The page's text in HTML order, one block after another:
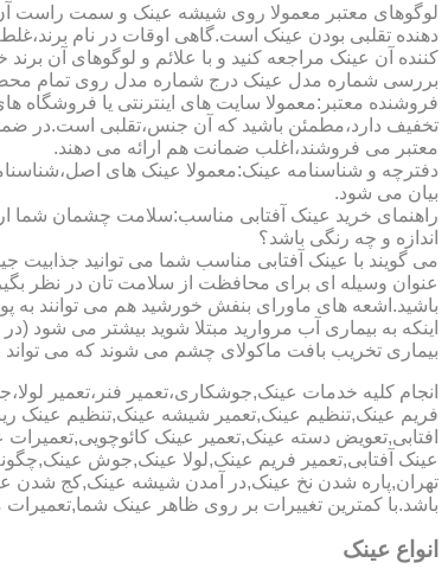
لوگوهای معتبر معمولا روی شیشه عینک و سمت راست
دهنده تقلبی بودن عینک است.گاهی اوقات در نام
کننده آن عینک مراجعه کنید و با علائم و لوگوهای آن
بررسی شماره مدل عینک درج شماره مدل روی تمام
فروشنده معتبر:معمولا سایت های اینترنتی یا
تخفیف دارد،مطمئن باشید که آن جنس،تقلبی است.در
معتبر می فروشند،اغلب ضمانت هم ارائه می دهند.
دفترچه و شناسنامه عینک:معمولا عینک های
بیان می شود.
راهنمای خرید عینک آفتابی مناسب:سلامت چشمان شما
اندازه و چه رنگی باشد؟
می گویند با عینک آفتابی مناسب شما می توانید جذابیت
عنوان وسیله ای برای محافظت از سلامت تان در نظر
باشید.اشعه های ماورای بنفش خورشید هم می توانند
اینکه به بیماری آب مروارید مبتلا شوید بیشتر می
بیماری تخریب بافت ماکولای چشم می شوند که می تواند
انجام کلیه خدمات عینک,جوشکاری،تعمیر فنر،تعمیر
فریم عینک,تنظیم عینک,تعمیر شیشه عینک,تنظیم عینک
افتابی,تعویض دسته عینک,تعمیر عینک
عینک آفتابی,تعمیر فریم عینک,لولا عینک,جوش
تهران,پاره شدن نخ عینک,در آمدن شیشه عینک,کج
باشد.با کمترین تغییرات بر روی ظاهر عینک
انواع عینک